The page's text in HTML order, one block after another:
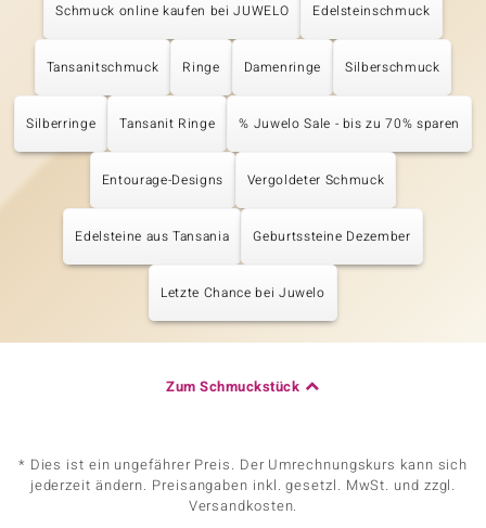
Schmuck online kaufen bei JUWELO Edelsteinschmuck
Tansanitschmuck Ringe Damenringe Silberschmuck
Silberringe Tansanit Ringe % Juwelo Sale - bis zu 70% sparen
Entourage-Designs Vergoldeter Schmuck
Edelsteine aus Tansania Geburtssteine Dezember
Letzte Chance bei Juwelo
Zum Schmuckstück
* Dies ist ein ungefährer Preis. Der Umrechnungskurs kann sich
jederzeit ändern. Preisangaben inkl. gesetzl. MwSt. und zzgl.
Versandkosten.